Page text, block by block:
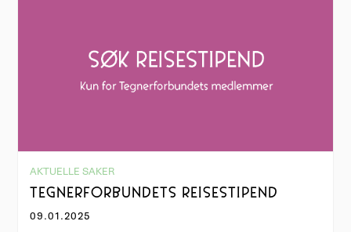
AKTUELLE SAKER
TEGNERFORBUNDETS REISESTIPEND
09.01.2025